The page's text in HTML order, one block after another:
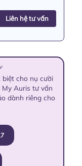
Liên hệ tư vấn
cho nụ cười
My Auris tư vấn
dành riêng cho